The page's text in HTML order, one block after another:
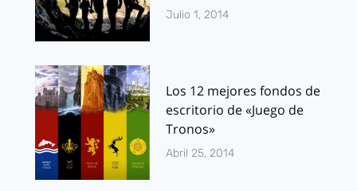
Julio 1, 2014
Los 12 mejores fondos de
escritorio de «Juego de
Tronos»
Abril 25, 2014